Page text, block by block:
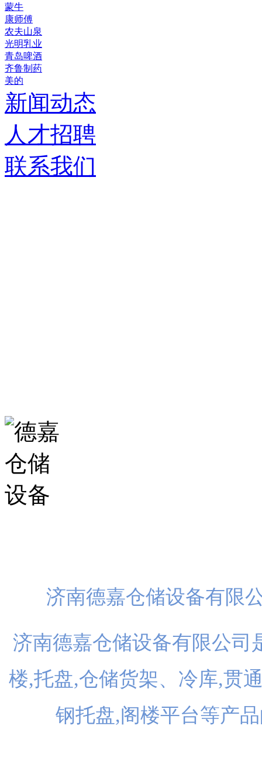
蒙牛
康师傅
农夫山泉
光明乳业
青岛啤酒
齐鲁制药
美的
新闻动态
人才招聘
联系我们
济南德嘉仓储设备有
济南德嘉仓储设备有限公司
楼,托盘,仓储货架、冷库,贯
钢托盘,阁楼平台等产